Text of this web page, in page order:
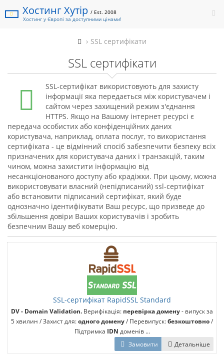
Хостинг Хутір/ Est. 2008
Хостинг у Європі за доступними цінами!
SSL сертифікати
SSL сертифікати
SSL-сертифікат використовують для захисту
інформації яка передається між користувачем і
сайтом через захищений режим з'єднання
HTTPS. Якщо на Вашому інтернет ресурсі є
передача особистих або конфіденційних даних
користувача, наприклад, оплата послуг, то використання
сертифіката - це відмінний спосіб забезпечити безпеку всіх
призначених для користувача даних і транзакцій, таким
чином, можна захистити інформацію від
несанкціонованого доступу або крадіжки. При цьому, можна
використовувати власний (непідписаний) ssl-сертифікат
або встановити підписаний сертифікат, який буде
однозначно ідентифікувати Ваш ресурс, що призведе до
збільшення довіри Ваших користувачів і зробить
безпечним Вашу веб комерцію.
SSL-сертифікат RapidSSL Standard
DV - Domain Validation. Верифікація: перевірка домену- випуск за
5 хвилин / Захист для:одного домену/ Перевипуск:безкоштовно/
Підтримка IDN доменів ...
Замовити Детальніше